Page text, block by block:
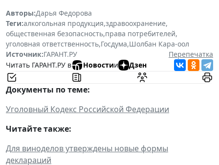
Авторы:Дарья Федорова
Теги:алкогольная продукция,здравоохранение,
общественная безопасность,права потребителей,
уголовная ответственность,Госдума,Шолбан Кара-оол
Источник:ГАРАНТ.РУ
Перепечатка
Читать ГАРАНТ.РУ в
Новостии Дзен
Документы по теме:
Уголовный Кодекс Российской Федерации
Читайте также:
Для виноделов утверждены новые формы
деклараций